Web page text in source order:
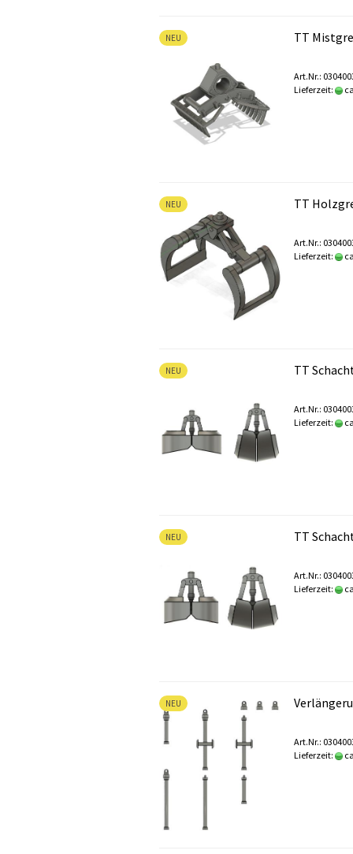
NEU TT
Art.Nr.:
Lieferzeit:
NEU TT
Art.Nr.:
Lieferzeit:
NEU TT
Art.Nr.:
Lieferzeit:
NEU TT
Art.Nr.:
Lieferzeit:
NEU
Art.Nr.:
Lieferzeit: